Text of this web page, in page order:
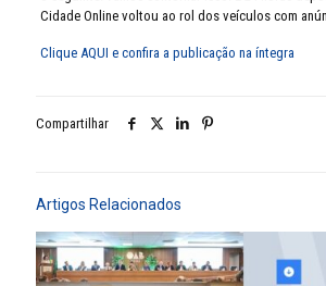
Cidade Online voltou ao rol dos veículos com
Clique AQUI e confira a publicação na íntegra
Compartilhar
Artigos Relacionados